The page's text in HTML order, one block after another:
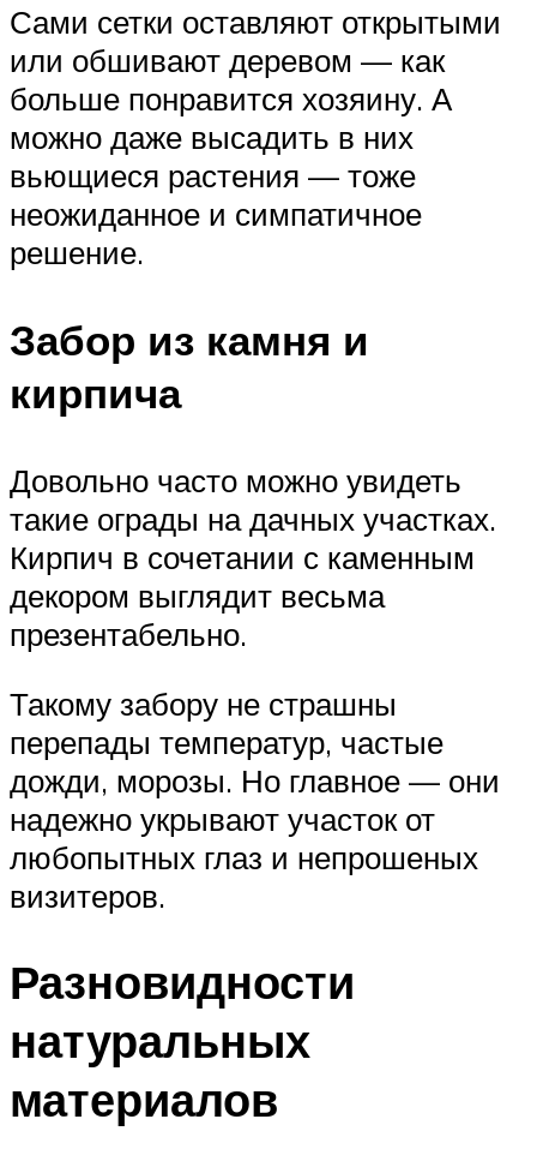
Сами сетки оставляют открытыми
или обшивают деревом — как
больше понравится хозяину. А
можно даже высадить в них
вьющиеся растения — тоже
неожиданное и симпатичное
решение.
Забор из камня и
кирпича
Довольно часто можно увидеть
такие ограды на дачных участках.
Кирпич в сочетании с каменным
декором выглядит весьма
презентабельно.
Такому забору не страшны
перепады температур, частые
дожди, морозы. Но главное — они
надежно укрывают участок от
любопытных глаз и непрошеных
визитеров.
Разновидности
натуральных
материалов